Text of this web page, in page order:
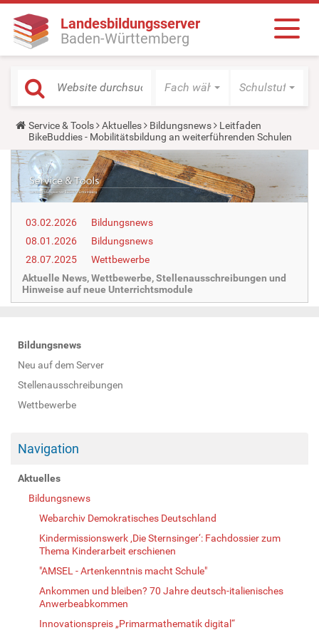
Landesbildungsserver
Baden-Württemberg
Fach wählen Schulstufe
Y
o
u
a
e
h
e
e
:
Service & Tools Aktuelles Bildungsnews
Leitfaden
BikeBuddies - Mobilitätsbildung an weiterführenden Schulen
03.02.2026
Bildungsnews
08.01.2026
Bildungsnews
28.07.2025
Wettbewerbe
Aktuelle News, Wettbewerbe, Stellenausschreibungen und
Hinweise auf neue Unterrichtsmodule
N
a
v
i
t
Bildungsnews
Neu auf dem Server
Stellenausschreibungen
Wettbewerbe
Navigation
Aktuelles
Bildungsnews
Webarchiv Demokratisches Deutschland
Kindermissionswerk ‚Die Sternsinger‘: Fachdossier zum
Thema Kinderarbeit erschienen
"AMSEL - Artenkenntnis macht Schule"
Ankommen und bleiben? 70 Jahre deutsch-italienisches
Anwerbeabkommen
Innovationspreis „Primarmathematik digital“